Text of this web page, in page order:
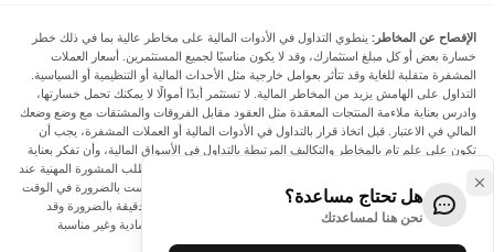
الإفصاح عن المخاطر: ينطوي التداول في الأدوات المالية على مخاطر عالية بما في ذلك خطر
خسارة بعض أو كل مبلغ استثمارك، وقد لا يكون مناسبًا لجميع المستثمرين. أسعار العملات
المشفرة متقلبة للغاية وقد تتأثر بعوامل خارجية مثل الأحداث المالية أو التنظيمية أو السياسية.
التداول على الهامش يزيد من المخاطر المالية. لا تستثمر أبدًا أموالًا لا يمكنك تحمل خسارتها،
وادرس بعناية ملاءمة المنتجات المعقدة مثل العقود مقابل الفروقات والمشتقات مع وضع وضعك
المالي في الاعتبار. قبل اتخاذ قرار بالتداول في الأدوات المالية أو العملات المشفرة، يجب أن
تكون على علم تام بالمخاطر والتكاليف المرتبطة بالتداول في الأسواق المالية، وأن تفكر بعناية
في أهدافك الاستثمارية ومستوى خبرتك ورغبتك في المخاطرة، وأن تطلب المشورة المهنية عند
الحاجة. تود Arincen أن تذكرك بأن البيانات الواردة في هذا الموقع ليست بالضرورة في الوقت
الفعلي وليست دقيقة. البيانات والأسعار الموجودة على الموقع ليست دقيقة بالضرورة وقد
تختلف عن السعر الفعلي في أي سوق معينة، مما يعني أن الأسعار إرشادية وغير مناسبة
لأغراض التداول.
هل تحتاج مساعدة؟
نحن هنا لمساعدتك